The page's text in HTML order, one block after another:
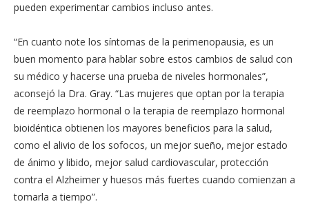
pueden experimentar cambios incluso antes.
“En cuanto note los síntomas de la perimenopausia, es un
buen momento para hablar sobre estos cambios de salud con
su médico y hacerse una prueba de niveles hormonales”,
aconsejó la Dra. Gray. “Las mujeres que optan por la terapia
de reemplazo hormonal o la terapia de reemplazo hormonal
bioidéntica obtienen los mayores beneficios para la salud,
como el alivio de los sofocos, un mejor sueño, mejor estado
de ánimo y libido, mejor salud cardiovascular, protección
contra el Alzheimer y huesos más fuertes cuando comienzan a
tomarla a tiempo”.